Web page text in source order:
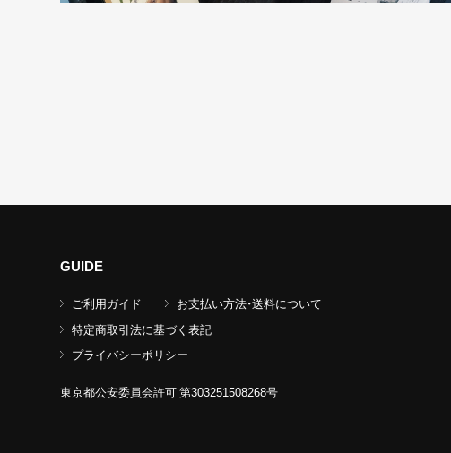
GUIDE
ご利用ガイド
お支払い方法・送料について
特定商取引法に基づく表記
プライバシーポリシー
東京都公安委員会許可 第303251508268号